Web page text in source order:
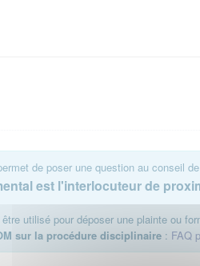
de poser une question au conseil
est l'interlocuteur de
utilisé pour déposer une plainte ou
sur la procédure disciplinaire: FAQ